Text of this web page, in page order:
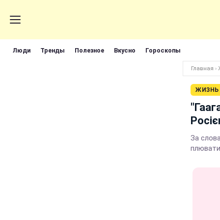
Люди Тренды Полезное Вкусно Гороскопы
Главная ›
ЖИЗНЬ
За